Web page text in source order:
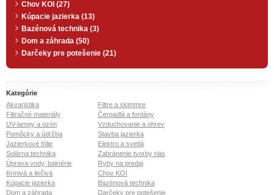
Chov KOI (27)
Kúpacie jazierka (13)
Bazénová technika (3)
Dom a záhrada (50)
Darčeky pre potešenie (21)
Kategórie
Akvaristika
Filtre a skimmre
Filtračné materiály
Čerpadlá a fontány
UV-lampy a ozón
Vzduchovanie a ohrev
Pomôcky a údržba
Stavba jazierka
Jazierkové fólie
Elektro a svetlá
Solárna technika
Zabránenie tvorby rias
Úprava vody, baktérie
Ryby na predaj
Krmivá a liečivá
Chov KOI
Kúpacie jazierka
Bazénová technika
Dom a záhrada
Darčeky pre potešenie